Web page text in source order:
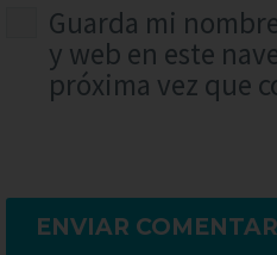
Guarda mi
y web en este
próxima vez que
ENVIAR